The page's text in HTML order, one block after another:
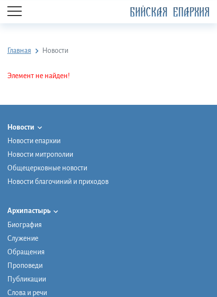
БИЙСКАЯ ЕПАРХИЯ
Главная Новости
Элемент не найден!
Новости
Новости епархии
Новости митрополии
Общецерковные новости
Новости благочиний и приходов
Архипастырь
Биография
Служение
Обращения
Проповеди
Публикации
Слова и речи